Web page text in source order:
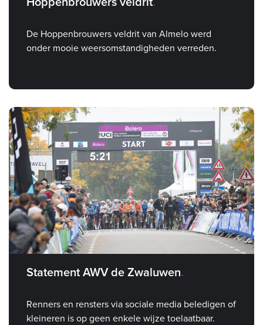
De Hoppenbrouwers veldrit van Almelo werd
onder mooie weersomstandigheden verreden.
Statement AWV de Zwaluwen
Renners en rensters via sociale media beledigen of
kleineren is op geen enkele wijze toelaatbaar.